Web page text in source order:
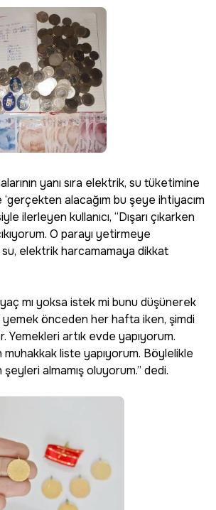
yanı sıra elektrik, su tüketimine
alacağım bu şeye ihtiyacım
ilerleyen kullanıcı, “Dışarı çıkarken
O parayı yetirmeye
su, elektrik harcamamaya dikkat
mı yoksa istek mi bunu düşünerek
yemek önceden her hafta iken, şimdi
Yemekleri artık evde yapıyorum.
liste yapıyorum. Böylelikle
almamış oluyorum.” dedi.